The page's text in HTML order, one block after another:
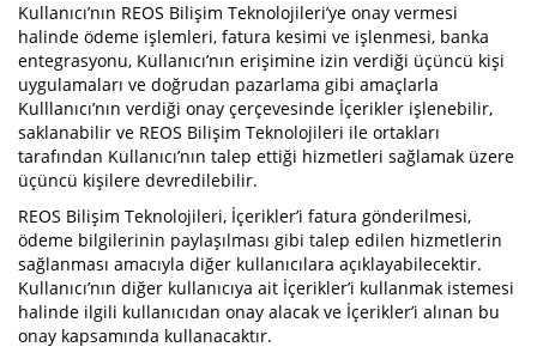
Kullanıcı’nın REOS Bilişim Teknolojileri’ye onay vermesi
halinde ödeme işlemleri, fatura kesimi ve işlenmesi, banka
entegrasyonu, Kullanıcı’nın erişimine izin verdiği üçüncü kişi
uygulamaları ve doğrudan pazarlama gibi amaçlarla
Kulllanıcı’nın verdiği onay çerçevesinde İçerikler işlenebilir,
saklanabilir ve REOS Bilişim Teknolojileri ile ortakları
tarafından Kullanıcı’nın talep ettiği hizmetleri sağlamak üzere
üçüncü kişilere devredilebilir.
REOS Bilişim Teknolojileri, İçerikler’i fatura gönderilmesi,
ödeme bilgilerinin paylaşılması gibi talep edilen hizmetlerin
sağlanması amacıyla diğer kullanıcılara açıklayabilecektir.
Kullanıcı’nın diğer kullanıcıya ait İçerikler’i kullanmak istemesi
halinde ilgili kullanıcıdan onay alacak ve İçerikler’i alınan bu
onay kapsamında kullanacaktır.